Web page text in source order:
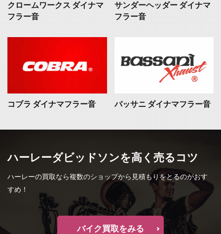
クロームワークス ダイナマ
フラー音
サンダーヘッダー ダイナマ
フラー音
コブラ ダイナマフラー音 バッサニ ダイナマフラー音
ハーレーダビッドソンを高く売るコツ
ハーレーの買取なら複数のショップから見積もりをとるのがおす
すめ！
バイク買取をみる